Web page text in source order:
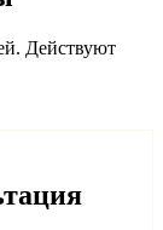
Действуют